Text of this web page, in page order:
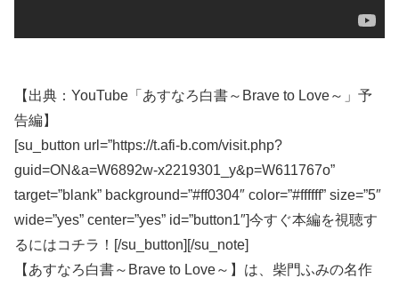
【出典：YouTube「あすなろ白書～Brave to Love～」予
告編】
[su_button url=”https://t.afi-b.com/visit.php?
guid=ON&a=W6892w-x2219301_y&p=W611767o”
target=”blank” background=”#ff0304″ color=”#ffffff” size=”5″
wide=”yes” center=”yes” id=”button1″]今すぐ本編を視聴す
るにはコチラ！[/su_button][/su_note]
【あすなろ白書～Brave to Love～】は、柴門ふみの名作